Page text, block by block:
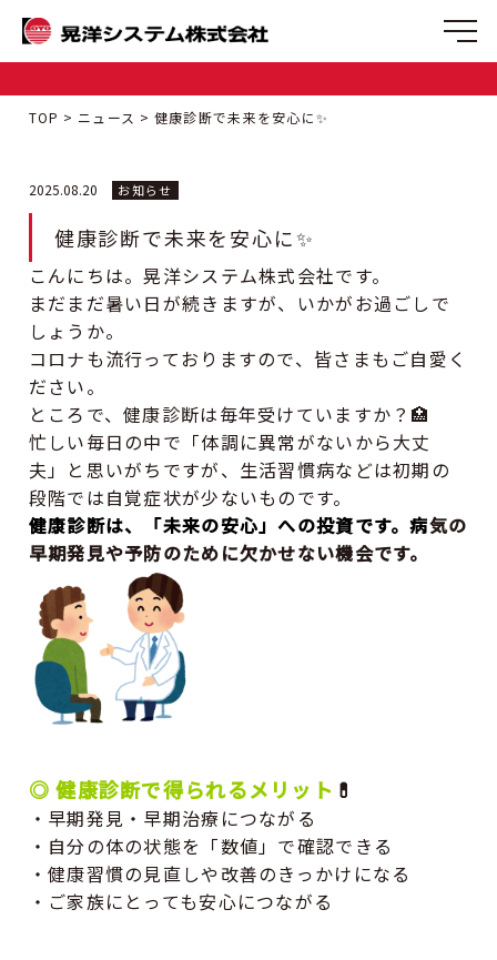
TOP ニュース 健康診断で未来を安心に✨
2025.08.20 お知らせ
健康診断で未来を安心に✨
こんにちは。晃洋システム株式会社です。
まだまだ暑い日が続きますが、いかがお過ごしで
しょうか。
コロナも流行っておりますので、皆さまもご自愛く
ださい。
ところで、健康診断は毎年受けていますか？🏥
忙しい毎日の中で「体調に異常がないから大丈
夫」と思いがちですが、生活習慣病などは初期の
段階では自覚症状が少ないものです。
健康診断は、「未来の安心」への投資です。病気の
早期発見や予防のために欠かせない機会です。
◎ 健康診断で得られるメリット 💊
・早期発見・早期治療につながる
・自分の体の状態を「数値」で確認できる
・健康習慣の見直しや改善のきっかけになる
・ご家族にとっても安心につながる